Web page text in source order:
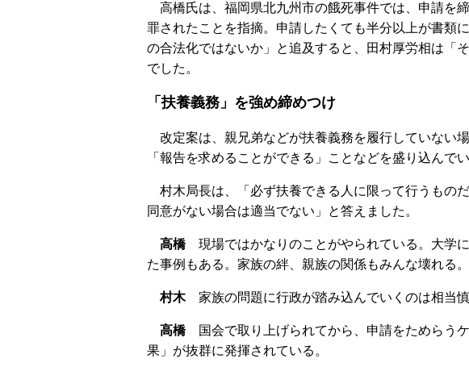
高橋氏は、福岡県北九州市の餓死事件では、申請を
罪されたことを指摘。申請したくても半分以上が書類
の合法化ではないか」と追及すると、田村厚労相は「
でした。
「扶養義務」を強め締めつけ
改定案は、親兄弟などが扶養義務を履行していない
「報告を求めることができる」ことなどを盛り込んでい
村木局長は、「必ず扶養できる人に限って行うもの
同意がない場合は適当でない」と答えました。
高橋現場ではかなりのことがやられている。大学
た事例もある。家族の絆、親族の関係もみんな壊れる。
村木家族の問題に行政が踏み込んでいくのは相当慎
高橋国会で取り上げられてから、申請をためらう
果」が抜群に発揮されている。